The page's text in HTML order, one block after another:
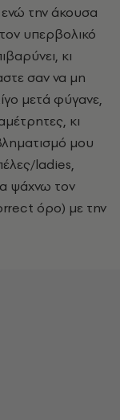
την άκουσα
υπερβολικό
κι
σαν να μη
μετά φύγανε,
κι
μου
ladies,
ψάχνω τον
όρο) με την